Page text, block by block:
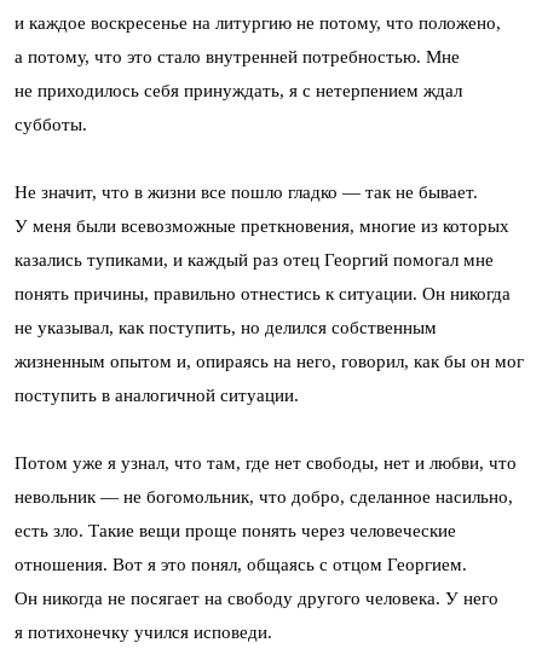
и каждое воскресенье на литургию не потому, что положено,
а потому, что это стало внутренней потребностью. Мне
не приходилось себя принуждать, я с нетерпением ждал
субботы.
Не значит, что в жизни все пошло гладко — так не бывает.
У меня были всевозможные преткновения, многие из которых
казались тупиками, и каждый раз отец Георгий помогал мне
понять причины, правильно отнестись к ситуации. Он никогда
не указывал, как поступить, но делился собственным
жизненным опытом и, опираясь на него, говорил, как бы он мог
поступить в аналогичной ситуации.
Потом уже я узнал, что там, где нет свободы, нет и любви, что
невольник — не богомольник, что добро, сделанное насильно,
есть зло. Такие вещи проще понять через человеческие
отношения. Вот я это понял, общаясь с отцом Георгием.
Он никогда не посягает на свободу другого человека. У него
я потихонечку учился исповеди.